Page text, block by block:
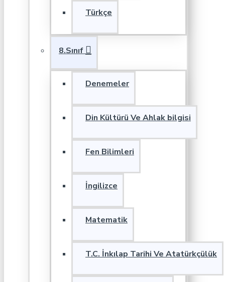
Türkçe
8.Sınıf
Denemeler
Din Kültürü Ve Ahlak bilgisi
Fen Bilimleri
İngilizce
Matematik
T.C. İnkılap Tarihi Ve Atatürkçülük